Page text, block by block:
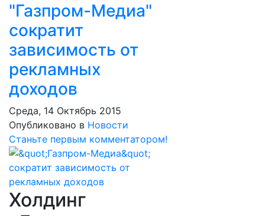
"Газпром-Медиа"
сократит
зависимость от
рекламных
доходов
Среда, 14 Октябрь 2015
Опубликовано в Новости
Станьте первым комментатором!
Холдинг